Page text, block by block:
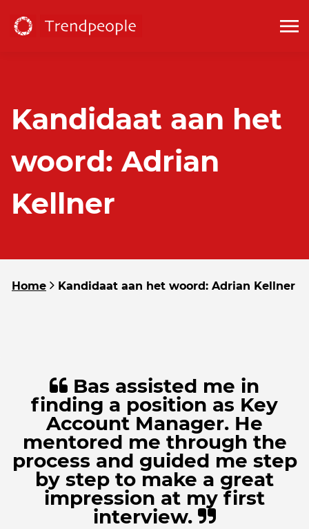
Kandidaat aan het
woord: Adrian
Kellner
Home Kandidaat aan het woord: Adrian Kellner
Bas assisted me in
finding a position as Key
Account Manager. He
mentored me through the
process and guided me step
by step to make a great
impression at my first
interview.